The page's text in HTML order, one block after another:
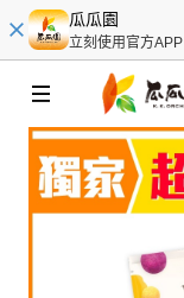
瓜瓜園
立刻使用官方APP